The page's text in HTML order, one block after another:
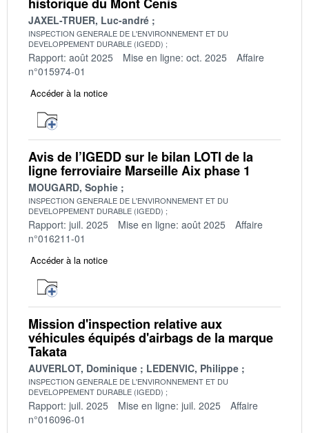
JAXEL-TRUER, Luc-andré
INSPECTION GENERALE DE L'ENVIRONNEMENT ET DU
DEVELOPPEMENT DURABLE (IGEDD)
Rapport: août 2025 Mise en ligne: oct. 2025
Affaire
n°015974-01
Accéder à la notice
Avis de l’IGEDD sur le bilan LOTI de la
ligne ferroviaire Marseille Aix phase 1
MOUGARD, Sophie
INSPECTION GENERALE DE L'ENVIRONNEMENT ET DU
DEVELOPPEMENT DURABLE (IGEDD)
Rapport: juil. 2025 Mise en ligne: août 2025
Affaire
n°016211-01
Accéder à la notice
Mission d'inspection relative aux
véhicules équipés d'airbags de la marque
Takata
AUVERLOT, Dominique LEDENVIC, Philippe
INSPECTION GENERALE DE L'ENVIRONNEMENT ET DU
DEVELOPPEMENT DURABLE (IGEDD)
Rapport: juil. 2025 Mise en ligne: juil. 2025
Affaire
n°016096-01